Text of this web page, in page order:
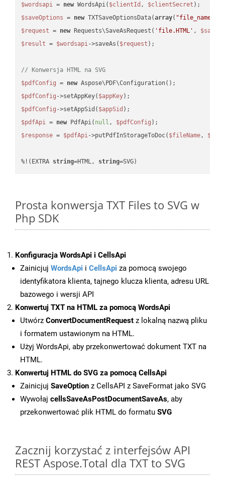
$wordsapi = new WordsApi( $clientId , $clientSecret
$saveOptions = new TXTSaveOptionsData(array( "file_name"
$request = new Requests\SaveAsRequest( 'file.HTML' ,
$result = $wordsapi->saveAs( $request );
// Konwersja HTML na SVG
$pdfConfig = new
$pdfConfig ->setAppKey( $appKey
$pdfConfig ->setAppSid( $appSid
$pdfApi = new PdfApi( null , $pdfConfig
$response = $pdfApi->putPdfInStorageToDoc( $fileName,
%!(EXTRA string=HTML, string=SVG)
Prosta konwersja TXT Files to SVG w
Php SDK
Konfiguracja WordsApi i CellsApi
Zainicjuj WordsApi i CellsApi za pomocą swojego
identyfikatora klienta, tajnego klucza klienta, adresu URL
bazowego i wersji API
Konwertuj TXT na HTML za pomocą WordsApi
Utwórz ConvertDocumentRequest z lokalną nazwą pliku
i formatem ustawionym na HTML.
Użyj WordsApi, aby przekonwertować dokument TXT na
HTML.
Konwertuj HTML do SVG za pomocą CellsApi
Zainicjuj SaveOption z CellsAPI z SaveFormat jako SVG
Wywołaj cellsSaveAsPostDocumentSaveAs, aby
przekonwertować plik HTML do formatu SVG
Zacznij korzystać z interfejsów API
REST Aspose.Total dla TXT to SVG